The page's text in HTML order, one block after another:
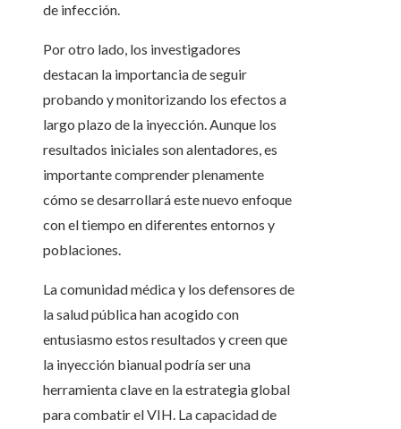
de infección.
Por otro lado, los investigadores
destacan la importancia de seguir
probando y monitorizando los efectos a
largo plazo de la inyección. Aunque los
resultados iniciales son alentadores, es
importante comprender plenamente
cómo se desarrollará este nuevo enfoque
con el tiempo en diferentes entornos y
poblaciones.
La comunidad médica y los defensores de
la salud pública han acogido con
entusiasmo estos resultados y creen que
la inyección bianual podría ser una
herramienta clave en la estrategia global
para combatir el VIH. La capacidad de